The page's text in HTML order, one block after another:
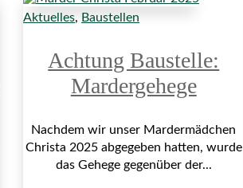
Aktuelles, Baustellen
Achtung Baustelle:
Mardergehege
Nachdem wir unser Mardermädchen
Christa 2025 abgegeben hatten, wurde
das Gehege gegenüber der...